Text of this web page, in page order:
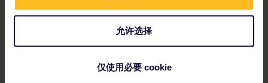
允许选择
仅使用必要 cookie